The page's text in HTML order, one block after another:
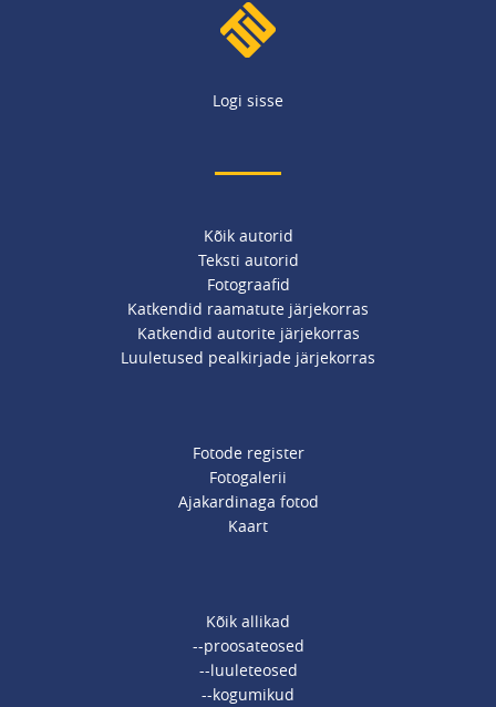
Logi sisse
Kõik autorid
Teksti autorid
Fotograafid
Katkendid raamatute järjekorras
Katkendid autorite järjekorras
Luuletused pealkirjade järjekorras
Fotode register
Fotogalerii
Ajakardinaga fotod
Kaart
Kõik allikad
--proosateosed
--luuleteosed
--kogumikud